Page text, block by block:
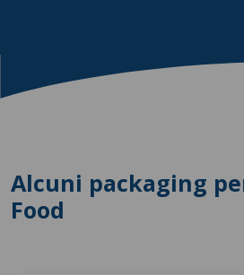
Alcuni packaging
Food